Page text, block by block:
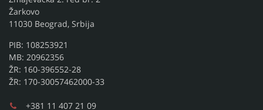
Zmajevačka 2. red br. 2
Žarkovo
11030 Beograd, Srbija
PIB: 108253921